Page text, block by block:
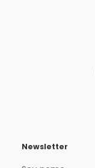
Newsletter